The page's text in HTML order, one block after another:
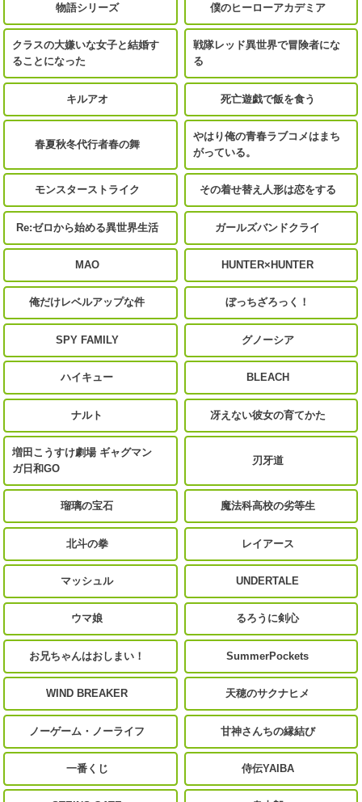
物語シリーズ 僕のヒーローアカデミア
クラスの大嫌いな女子と結婚す
ることになった
戦隊レッド異世界で冒険者にな
る
キルアオ 死亡遊戯で飯を食う
春夏秋冬代行者春の舞
やはり俺の青春ラブコメはまち
がっている。
モンスターストライク その着せ替え人形は恋をする
Re:ゼロから始める異世界生活 ガールズバンドクライ
MAO HUNTER×HUNTER
俺だけレベルアップな件 ぼっちざろっく！
SPY FAMILY グノーシア
ハイキュー BLEACH
ナルト 冴えない彼女の育てかた
増田こうすけ劇場 ギャグマン
ガ日和GO
刃牙道
瑠璃の宝石 魔法科高校の劣等生
北斗の拳 レイアース
マッシュル UNDERTALE
ウマ娘 るろうに剣心
お兄ちゃんはおしまい！ SummerPockets
WIND BREAKER 天穂のサクナヒメ
ノーゲーム・ノーライフ 甘神さんちの縁結び
一番くじ 侍伝YAIBA